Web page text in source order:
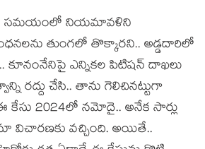
సమ‌యంలో నియమావ‌ళిని
తుంగ‌లో తొక్కార‌ని.. అడ్డ‌దారిలో
కూనంనేనిపై ఎన్నిక‌ల పిటిష‌న్ దాఖ‌లు
ర‌ద్దు చేసి.. తాను గెలిచిన‌ట్టుగా
2024లో న‌మోదై.. అనేక సార్లు
విచార‌ణ‌కు వ‌చ్చింది. అయితే..